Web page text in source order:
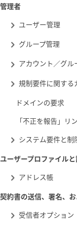
管理者
ユーザー管理
グループ管理
アカウント／グル
規制要件に関する
ドメインの要求
「不正を報告」リ
システム要件と制
ユーザープロファイル
アドレス帳
契約書の送信、署名、
受信者オプション